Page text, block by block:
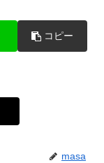
コピー
masa